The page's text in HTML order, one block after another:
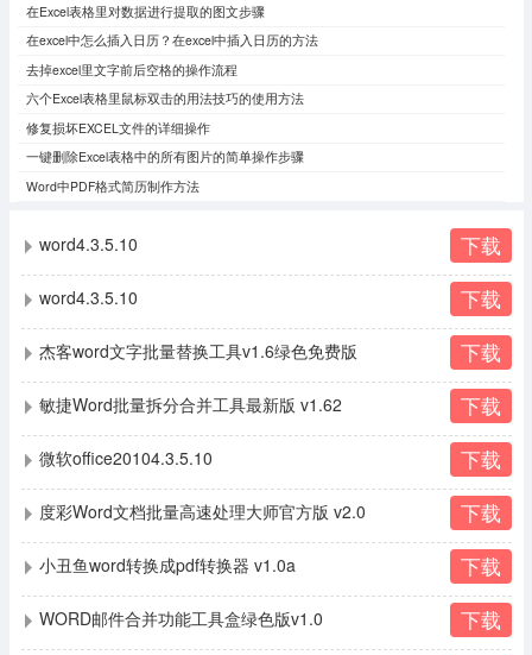
在Excel表格里对数据进行提取的图文步骤
在excel中怎么插入日历？在excel中插入日历的方法
去掉excel里文字前后空格的操作流程
六个Excel表格里鼠标双击的用法技巧的使用方法
修复损坏EXCEL文件的详细操作
一键删除Excel表格中的所有图片的简单操作步骤
Word中PDF格式简历制作方法
word4.3.5.10 下载
word4.3.5.10 下载
杰客word文字批量替换工具v1.6绿色免费版 下载
敏捷Word批量拆分合并工具最新版 v1.62 下载
微软office20104.3.5.10 下载
度彩Word文档批量高速处理大师官方版 v2.0 下载
小丑鱼word转换成pdf转换器 v1.0a 下载
WORD邮件合并功能工具盒绿色版v1.0 下载